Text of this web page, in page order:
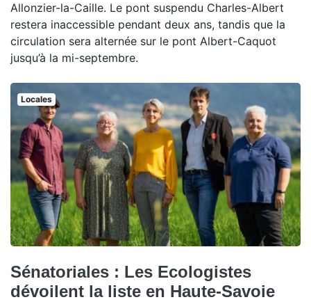
Allonzier-la-Caille. Le pont suspendu Charles-Albert
restera inaccessible pendant deux ans, tandis que la
circulation sera alternée sur le pont Albert-Caquot
jusqu’à la mi-septembre.
Locales
Sénatoriales : Les Ecologistes
dévoilent la liste en Haute-Savoie